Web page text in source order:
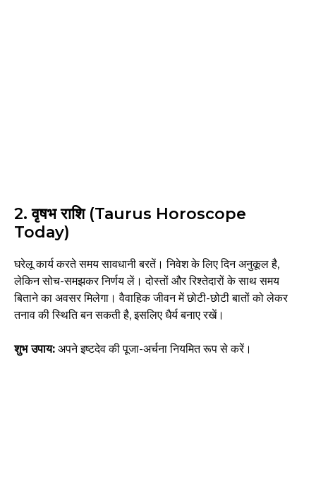
2. वृषभ राशि (Taurus Horoscope
Today)
घरेलू कार्य करते समय सावधानी बरतें। निवेश के लिए दिन अनुकूल है,
लेकिन सोच-समझकर निर्णय लें। दोस्तों और रिश्तेदारों के साथ समय
बिताने का अवसर मिलेगा। वैवाहिक जीवन में छोटी-छोटी बातों को लेकर
तनाव की स्थिति बन सकती है, इसलिए धैर्य बनाए रखें।
शुभ उपाय: अपने इष्टदेव की पूजा-अर्चना नियमित रूप से करें।